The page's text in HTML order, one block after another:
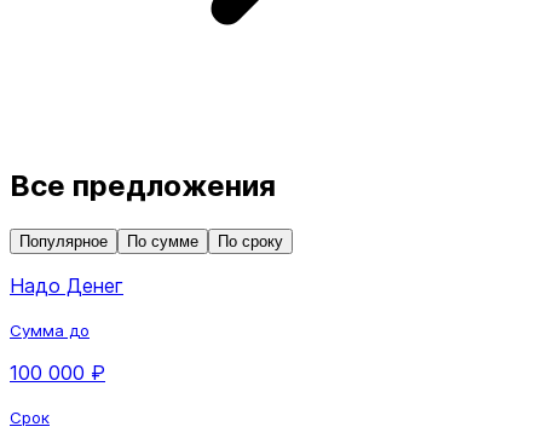
Все предложения
Популярное По сумме По сроку
Надо Денег
Сумма до
100 000 ₽
Срок